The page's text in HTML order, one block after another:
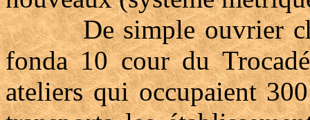
De simple ouvrier
fonda 10 cour du
ateliers qui occupaient